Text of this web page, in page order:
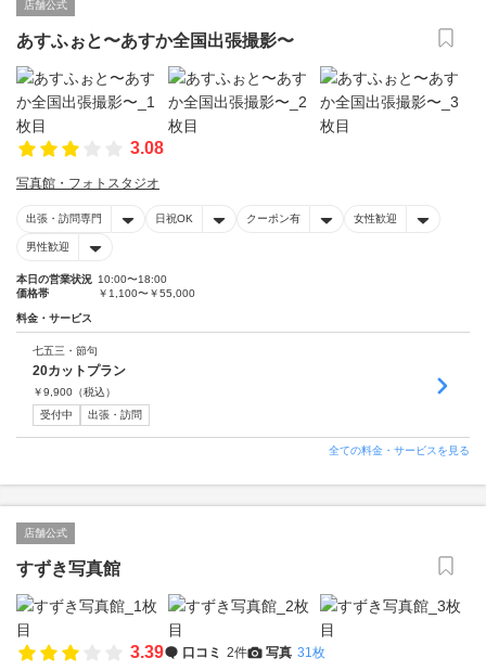
店舗公式
あすふぉと〜あすか全国出張撮影〜
3.08
写真館・フォトスタジオ
出張・訪問専門 日祝OK クーポン有 女性歓迎
男性歓迎
本日の営業状況 10:00〜18:00
価格帯
￥1,100〜￥55,000
料金・サービス
七五三・節句
20カットプラン
￥9,900 （税込）
受付中
出張・訪問
全ての料金・サービスを見る
店舗公式
すずき写真館
3.39 口コミ 2件 写真 31枚